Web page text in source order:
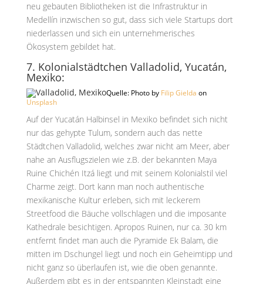
neu gebauten Bibliotheken ist die Infrastruktur in
Medellín inzwischen so gut, dass sich viele Startups dort
niederlassen und sich ein unternehmerisches
Ökosystem gebildet hat.
7. Kolonialstädtchen Valladolid, Yucatán,
Mexiko:
Quelle: Photo by Filip Gielda on
Unsplash
Auf der Yucatán Halbinsel in Mexiko befindet sich nicht
nur das gehypte Tulum, sondern auch das nette
Städtchen Valladolid, welches zwar nicht am Meer, aber
nahe an Ausflugszielen wie z.B. der bekannten Maya
Ruine Chichén Itzá liegt und mit seinem Kolonialstil viel
Charme zeigt. Dort kann man noch authentische
mexikanische Kultur erleben, sich mit leckerem
Streetfood die Bäuche vollschlagen und die imposante
Kathedrale besichtigen. Apropos Ruinen, nur ca. 30 km
entfernt findet man auch die Pyramide Ek Balam, die
mitten im Dschungel liegt und noch ein Geheimtipp und
nicht ganz so überlaufen ist, wie die oben genannte.
Außerdem gibt es in der entspannten Kleinstadt eine